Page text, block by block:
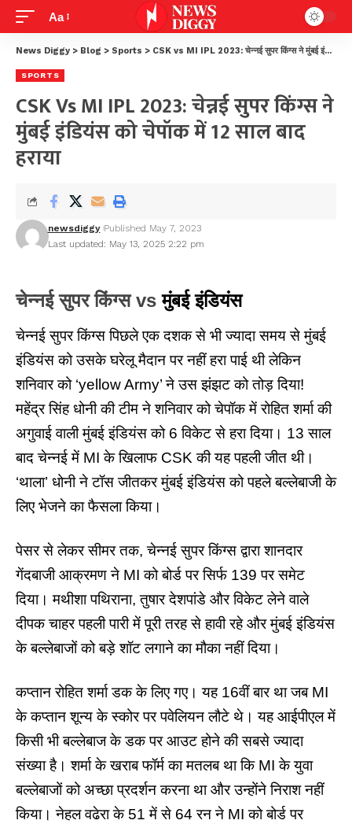
Aa
News Diggy > Blog > Sports > CSK vs MI IPL 2023: चेन्नई सुपर किंग्स ने मुंबई इंडियंस को चेपॉक में 12 साल बाद हराया
SPORTS
CSK Vs MI IPL 2023: चेन्नई सुपर किंग्स ने
मुंबई इंडियंस को चेपॉक में 12 साल बाद
हराया
Last updated: May 13, 2025 2:22 pm
newsdiggy Published May 7, 2023
चेन्नई सुपर किंग्स vsमुंबई इंडियंस
चेन्नई सुपर किंग्स पिछले एक दशक से भी ज्यादा समय से मुंबई
इंडियंस को उसके घरेलू मैदान पर नहीं हरा पाई थी लेकिन
शनिवार को ‘yellow Army’ ने उस झंझट को तोड़ दिया!
महेंद्र सिंह धोनी की टीम ने शनिवार को चेपॉक में रोहित शर्मा की
अगुवाई वाली मुंबई इंडियंस को 6 विकेट से हरा दिया। 13 साल
बाद चेन्नई में MI के खिलाफ CSK की यह पहली जीत थी।
‘थाला’ धोनी ने टॉस जीतकर मुंबई इंडियंस को पहले बल्लेबाजी के
लिए भेजने का फैसला किया।
पेसर से लेकर सीमर तक, चेन्नई सुपर किंग्स द्वारा शानदार
गेंदबाजी आक्रमण ने MI को बोर्ड पर सिर्फ 139 पर समेट
दिया। मथीशा पथिराना, तुषार देशपांडे और विकेट लेने वाले
दीपक चाहर पहली पारी में पूरी तरह से हावी रहे और मुंबई इंडियंस
के बल्लेबाजों को बड़े शॉट लगाने का मौका नहीं दिया।
कप्तान रोहित शर्मा डक के लिए गए। यह 16वीं बार था जब MI
के कप्तान शून्य के स्कोर पर पवेलियन लौटे थे। यह आईपीएल में
किसी भी बल्लेबाज के डक पर आउट होने की सबसे ज्यादा
संख्या है। शर्मा के खराब फॉर्म का मतलब था कि MI के युवा
बल्लेबाजों को अच्छा प्रदर्शन करना था और उन्होंने निराश नहीं
किया। नेहल वढेरा के 51 में से 64 रन ने MI को बोर्ड पर